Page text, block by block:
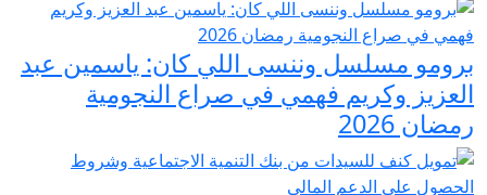
برومو مسلسل وننسى اللي كان: ياسمين عبد
العزيز وكريم فهمي في صراع النجومية
رمضان 2026